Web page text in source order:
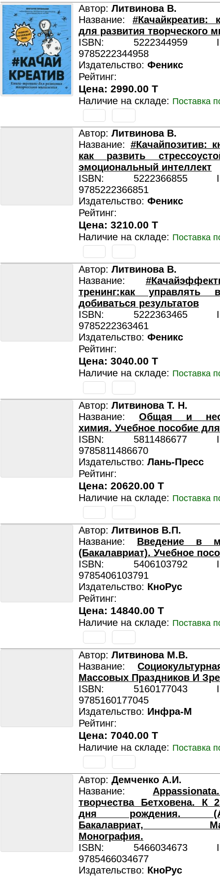
Автор: Литвинова В.
Название: #Качайкреатив:
для развития творческого
ISBN: 5222344959
9785222344958
Издательство: Феникс
Рейтинг:
Цена: 2990.00 T
Наличие на складе: Поставка
Автор: Литвинова В.
Название: #Качайпозитив:
как развить
эмоциональный интеллект
ISBN: 5222366855
9785222366851
Издательство: Феникс
Рейтинг:
Цена: 3210.00 T
Наличие на складе: Поставка
Автор: Литвинова В.
Название:
тренинг:как управлять
добиваться результатов
ISBN: 5222363465
9785222363461
Издательство: Феникс
Рейтинг:
Цена: 3040.00 T
Наличие на складе: Поставка
Автор: Литвинова Т. Н.
Название: Общая и
химия. Учебное пособие
ISBN: 5811486677
9785811486670
Издательство: Лань-Пресс
Рейтинг:
Цена: 20620.00 T
Наличие на складе: Поставка
Автор: Литвинов В.П.
Название: Введение в
(Бакалавриат). Учебное
ISBN: 5406103792
9785406103791
Издательство: КноРус
Рейтинг:
Цена: 14840.00 T
Наличие на складе: Поставка
Автор: Литвинова М.В.
Название:
Массовых Праздников И
ISBN: 5160177043
9785160177045
Издательство: Инфра-М
Рейтинг:
Цена: 7040.00 T
Наличие на складе: Поставка
Автор: Демченко А.И.
Название:
творчества Бетховена. К
дня рождения.
Бакалавриат,
Монография.
ISBN: 5466034673
9785466034677
Издательство: КноРус